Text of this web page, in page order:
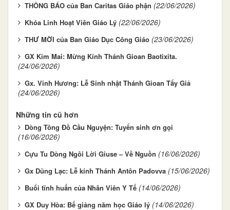
THÔNG BÁO của Ban Caritas Giáo phận (22/06/2026)
Khóa Linh Hoạt Viên Giáo Lý (22/06/2026)
THƯ MỜI của Ban Giáo Dục Công Giáo (23/06/2026)
GX Kim Mai: Mừng Kính Thánh Gioan Baotixita.
(24/06/2026)
Gx. Vinh Hương: Lễ Sinh nhật Thánh Gioan Tẩy Giả
(24/06/2026)
Những tin cũ hơn
Dòng Tông Đồ Cầu Nguyện: Tuyển sinh ơn gọi
(16/06/2026)
Cựu Tu Dòng Ngôi Lời Giuse – Về Nguồn (16/06/2026)
Gx Dũng Lạc: Lễ kính Thánh Antôn Padovva (15/06/2026)
Buổi tĩnh huấn của Nhân Viên Y Tế (14/06/2026)
GX Duy Hòa: Bế giảng năm học Giáo lý (14/06/2026)